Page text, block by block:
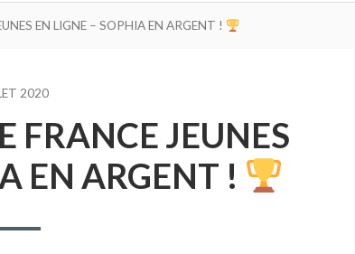
EN LIGNE – SOPHIA EN ARGENT !
2020
JEUNES
EN ARGENT !